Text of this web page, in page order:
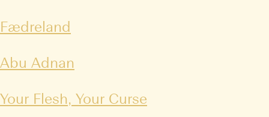
Fædreland
Abu Adnan
Your Flesh, Your Curse